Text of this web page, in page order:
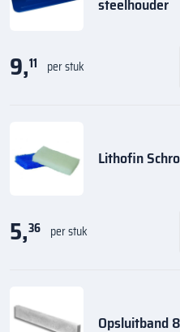
steelhouder
9,11 per stuk
Lithofin
5,36 per stuk
Opsluitband